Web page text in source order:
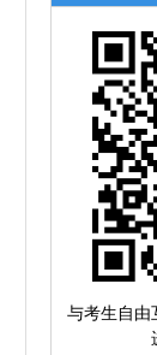
与考生自由